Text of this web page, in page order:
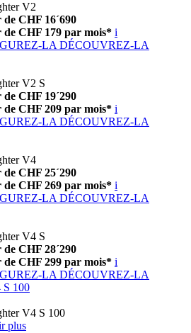
V2
CHF 16´690
CHF 179 par mois* i
LA DÉCOUVREZ-LA
V2 S
CHF 19´290
CHF 209 par mois* i
LA DÉCOUVREZ-LA
V4
CHF 25´290
CHF 269 par mois* i
LA DÉCOUVREZ-LA
V4 S
CHF 28´290
CHF 299 par mois* i
LA DÉCOUVREZ-LA
S 100
V4 S 100
plus